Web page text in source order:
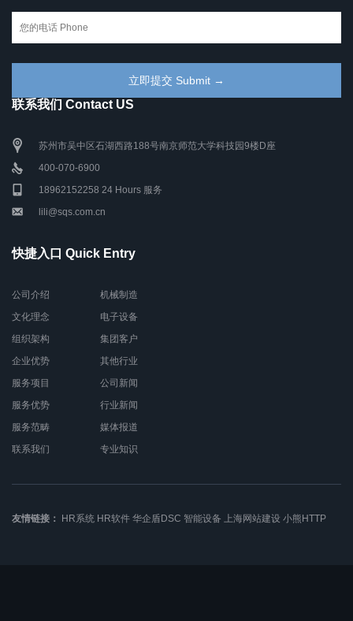
联系我们 Contact US
苏州市吴中区石湖西路188号南京师范大学科技园9楼D座
400-070-6900
18962152258 24 Hours 服务
lili@sqs.com.cn
快捷入口 Quick Entry
公司介绍
文化理念
组织架构
企业优势
服务项目
服务优势
服务范畴
联系我们
机械制造
电子设备
集团客户
其他行业
公司新闻
行业新闻
媒体报道
专业知识
友情链接： HR系统 HR软件 华企盾DSC 智能设备 上海网站建设 小熊HTTP